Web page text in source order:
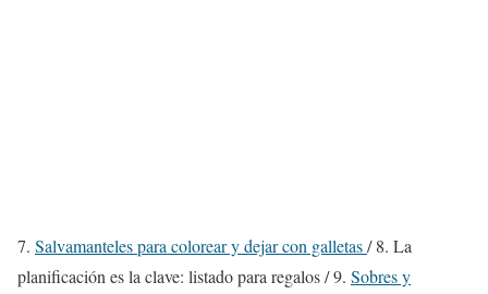
7. Salvamanteles para colorear y dejar con galletas/ 8. La
planificación es la clave: listado para regalos / 9. Sobres y